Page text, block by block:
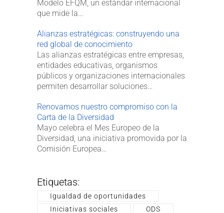
Modelo EFQM, un estándar internacional
que mide la…
Alianzas estratégicas: construyendo una
red global de conocimiento
Las alianzas estratégicas entre empresas,
entidades educativas, organismos
públicos y organizaciones internacionales
permiten desarrollar soluciones…
Renovamos nuestro compromiso con la
Carta de la Diversidad
Mayo celebra el Mes Europeo de la
Diversidad, una iniciativa promovida por la
Comisión Europea…
Etiquetas:
Igualdad de oportunidades
Iniciativas sociales
ODS